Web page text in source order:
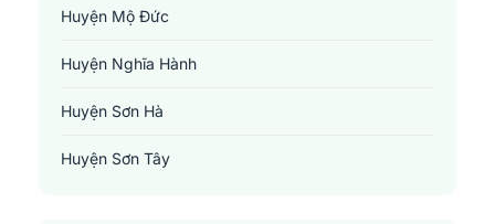
Huyện Mộ Đức
Huyện Nghĩa Hành
Huyện Sơn Hà
Huyện Sơn Tây